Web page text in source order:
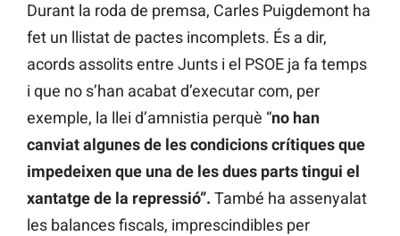
Durant la roda de premsa, Carles Puigdemont ha
fet un llistat de pactes incomplets. És a dir,
acords assolits entre Junts i el PSOE ja fa temps
i que no s’han acabat d’executar com, per
exemple, la llei d’amnistia perquè “no han
canviat algunes de les condicions crítiques que
impedeixen que una de les dues parts tingui el
xantatge de la repressió”. També ha assenyalat
les balances fiscals, imprescindibles per